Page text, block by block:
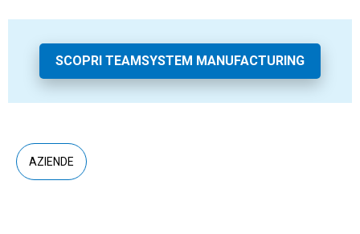
SCOPRI TEAMSYSTEM MANUFACTURING
AZIENDE